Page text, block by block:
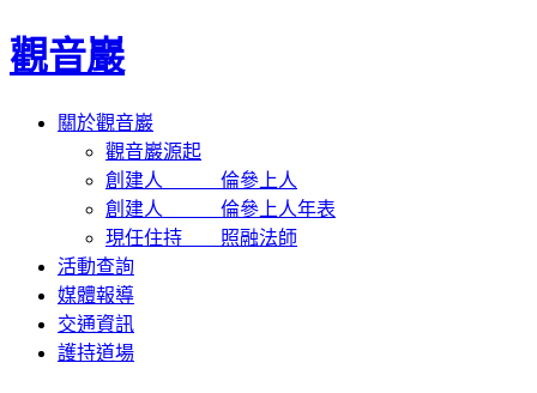
觀音巖
關於觀音巖
觀音巖源起
創建人 倫參上人
創建人 倫參上人年表
現任住持 照融法師
活動查詢
媒體報導
交通資訊
護持道場